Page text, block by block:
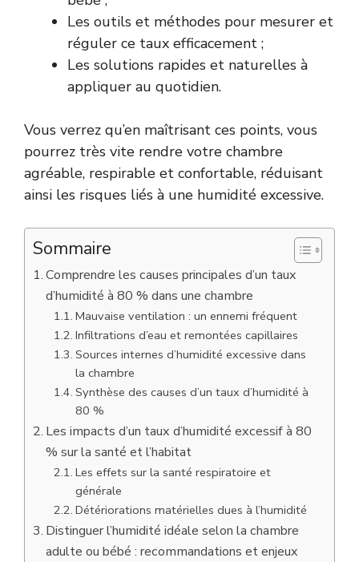
Les outils et méthodes pour mesurer et
réguler ce taux efficacement ;
Les solutions rapides et naturelles à
appliquer au quotidien.
Vous verrez qu’en maîtrisant ces points, vous
pourrez très vite rendre votre chambre
agréable, respirable et confortable, réduisant
ainsi les risques liés à une humidité excessive.
Sommaire
Comprendre les causes principales d’un taux
d’humidité à 80 % dans une chambre
Mauvaise ventilation : un ennemi fréquent
Infiltrations d’eau et remontées capillaires
Sources internes d’humidité excessive dans
la chambre
Synthèse des causes d’un taux d’humidité à
80 %
Les impacts d’un taux d’humidité excessif à 80
% sur la santé et l’habitat
Les effets sur la santé respiratoire et
générale
Détériorations matérielles dues à l’humidité
Distinguer l’humidité idéale selon la chambre
adulte ou bébé : recommandations et enjeux